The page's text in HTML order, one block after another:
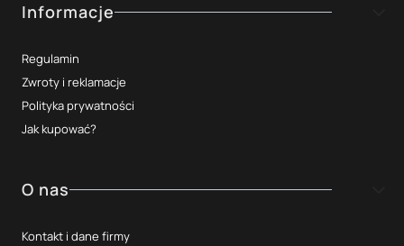
Informacje
Regulamin
Zwroty i reklamacje
Polityka prywatności
Jak kupować?
O nas
Kontakt i dane firmy